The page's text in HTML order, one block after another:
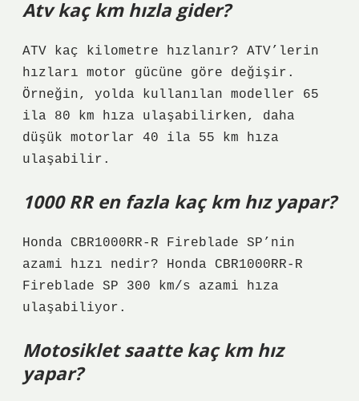
Atv kaç km hızla gider?
ATV kaç kilometre hızlanır? ATV’lerin
hızları motor gücüne göre değişir.
Örneğin, yolda kullanılan modeller 65
ila 80 km hıza ulaşabilirken, daha
düşük motorlar 40 ila 55 km hıza
ulaşabilir.
1000 RR en fazla kaç km hız yapar?
Honda CBR1000RR-R Fireblade SP’nin
azami hızı nedir? Honda CBR1000RR-R
Fireblade SP 300 km/s azami hıza
ulaşabiliyor.
Motosiklet saatte kaç km hız
yapar?